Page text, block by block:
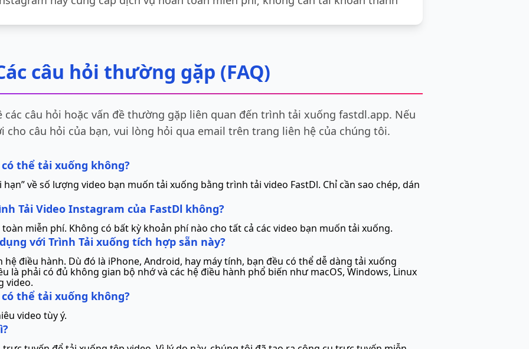
câu hỏi thường gặp (FAQ)
các câu hỏi hoặc vấn đề thường gặp liên quan đến trình tải xuống fastdl.app. Nếu
câu hỏi của bạn, vui lòng hỏi qua email trên trang liên hệ của chúng tôi.
thể tải xuống không?
về số lượng video bạn muốn tải xuống bằng trình tải video FastDl. Chỉ cần sao chép, dán
Tải Video Instagram của FastDl không?
miễn phí. Không có bất kỳ khoản phí nào cho tất cả các video bạn muốn tải xuống.
với Trình Tải xuống tích hợp sẵn này?
điều hành. Dù đó là iPhone, Android, hay máy tính, bạn đều có thể dễ dàng tải xuống
là phải có đủ không gian bộ nhớ và các hệ điều hành phổ biến như macOS, Windows, Linux
video.
thể tải xuống không?
video tùy ý.